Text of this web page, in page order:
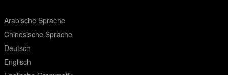
Arabische Sprache
Chinesische Sprache
Deutsch
Englisch